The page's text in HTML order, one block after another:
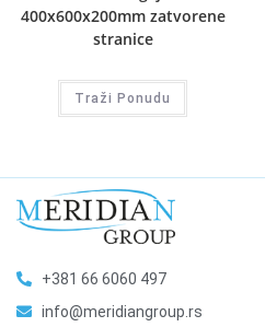
400x600x200mm zatvorene
stranice
Traži Ponudu
+381 66 6060 497
info@meridiangroup.rs